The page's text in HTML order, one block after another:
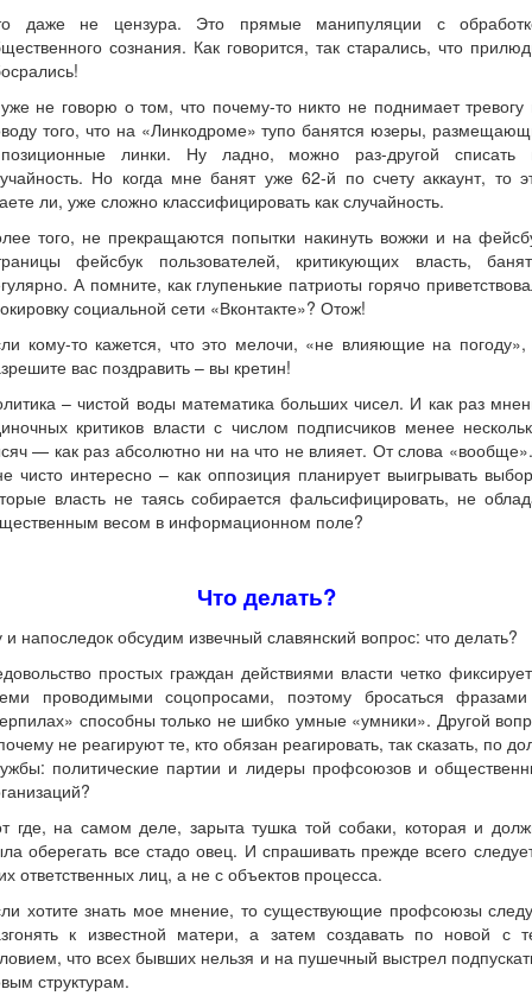
даже не цензура. Это прямые манипуляции с
сознания. Как говорится, так старались, что
не говорю о том, что почему-то никто не поднимает тревогу
того, что на «Линкодроме» тупо банятся юзеры,
линки. Ну ладно, можно раз-другой списать
Но когда мне банят уже 62-й по счету аккаунт, то
ли, уже сложно классифицировать как случайность.
того, не прекращаются попытки накинуть вожжи и на
фейсбук пользователей, критикующих власть,
А помните, как глупенькие патриоты горячо
социальной сети «Вконтакте»? Отож!
кому-то кажется, что это мелочи, «не влияющие на погоду»,
вас поздравить – вы кретин!
– чистой воды математика больших чисел. И как раз
критиков власти с числом подписчиков менее
— как раз абсолютно ни на что не влияет. От слова
чисто интересно – как оппозиция планирует выигрывать
власть не таясь собирается фальсифицировать, не
весом в информационном поле?
Что делать?
и напоследок обсудим извечный славянский вопрос: что делать?
простых граждан действиями власти четко
проводимыми соцопросами, поэтому бросаться
способны только не шибко умные «умники». Другой
не реагируют те, кто обязан реагировать, так сказать, по
политические партии и лидеры профсоюзов и
где, на самом деле, зарыта тушка той собаки, которая и
оберегать все стадо овец. И спрашивать прежде всего
ответственных лиц, а не с объектов процесса.
хотите знать мое мнение, то существующие профсоюзы
к известной матери, а затем создавать по новой с
что всех бывших нельзя и на пушечный выстрел
структурам.